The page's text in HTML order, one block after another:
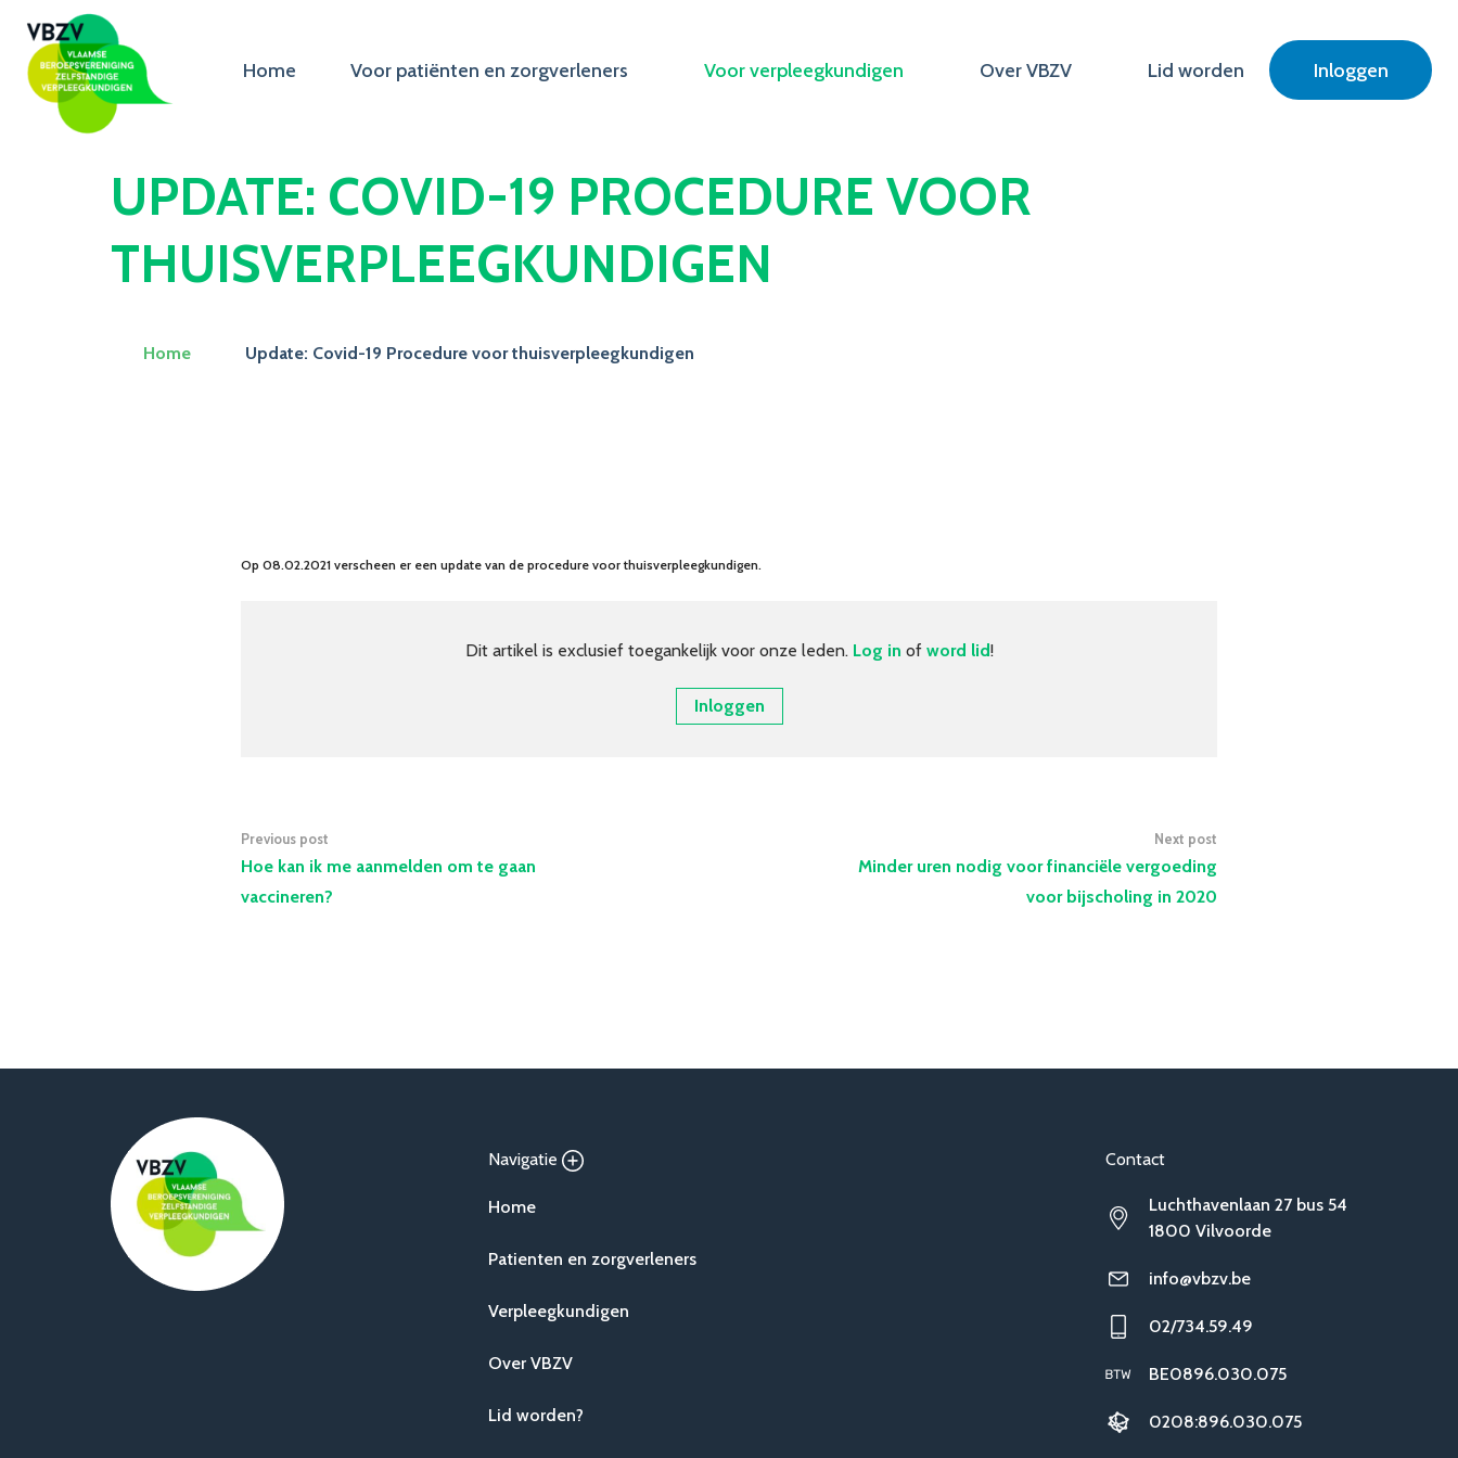
Home Voor patiënten en zorgverleners Voor verpleegkundigen Over VBZV Lid worden Inloggen
UPDATE: COVID-19 PROCEDURE VOOR
THUISVERPLEEGKUNDIGEN
Home Update: Covid-19 Procedure voor thuisverpleegkundigen
Op 08.02.2021 verscheen er een update van de procedure voor thuisverpleegkundigen.
Dit artikel is exclusief toegankelijk voor onze leden. Log in of word lid!
Inloggen
Previous post
Hoe kan ik me aanmelden om te gaan
vaccineren?
Next post
Minder uren nodig voor financiële vergoeding
voor bijscholing in 2020
Navigatie
Home
Patienten en zorgverleners
Verpleegkundigen
Over VBZV
Lid worden?
Contact
Luchthavenlaan 27 bus 54
1800 Vilvoorde
info@vbzv.be
02/734.59.49
BE0896.030.075
0208:896.030.075